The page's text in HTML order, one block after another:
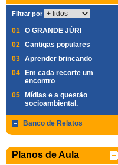
Filtrar por
01 O GRANDE JÚRI
02 Cantigas populares
03 Aprender brincando
04
Em cada recorte um
encontro
05
Mídias e a questão
socioambiental.
Banco de Relatos
Planos de Aula